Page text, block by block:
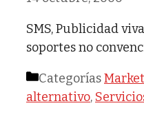
SMS, Publicidad
soportes no
Categorías
alternativo,